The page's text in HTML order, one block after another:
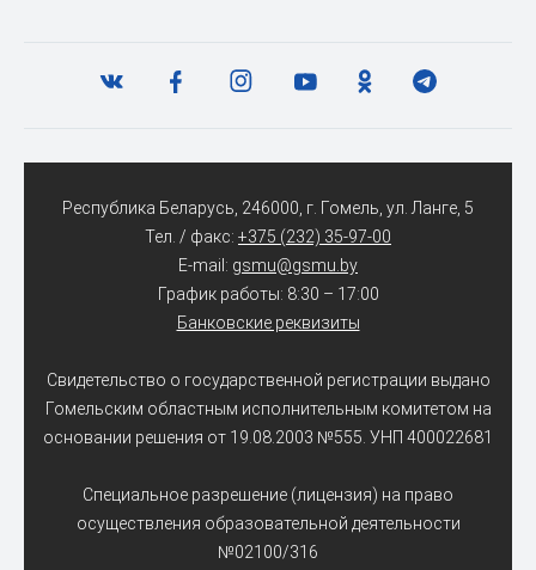
Республика Беларусь, 246000, г. Гомель, ул. Ланге, 5
Тел. / факс: +375 (232) 35-97-00
E-mail: gsmu@gsmu.by
График работы: 8:30 – 17:00
Банковские реквизиты
Свидетельство о государственной регистрации выдано
Гомельским областным исполнительным комитетом на
основании решения от 19.08.2003 №555. УНП 400022681
Специальное разрешение (лицензия) на право
осуществления образовательной деятельности
№02100/316